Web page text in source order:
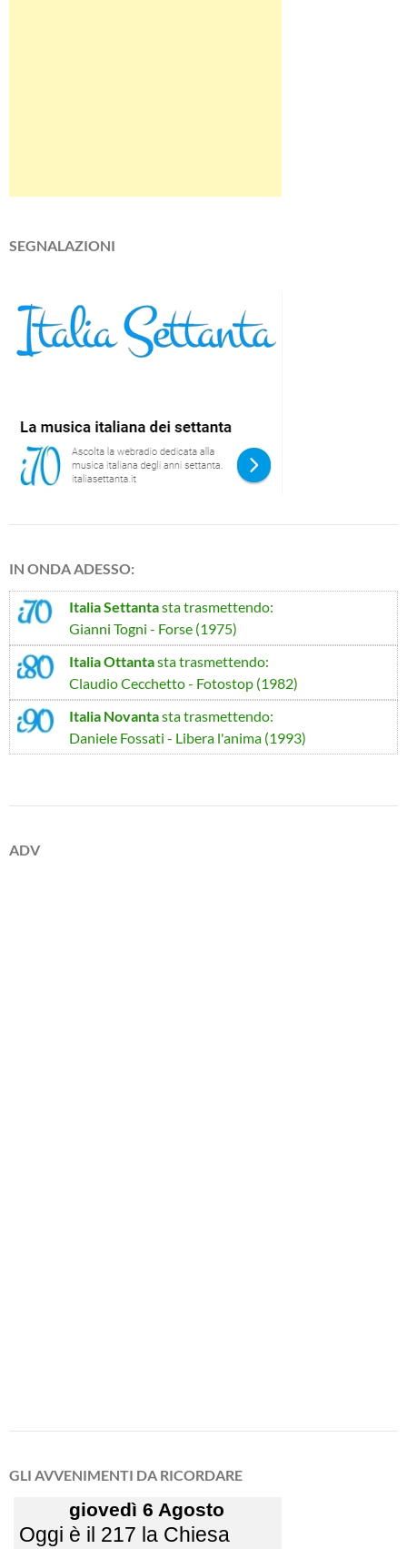
SEGNALAZIONI
IN ONDA ADESSO:
Italia Settantasta trasmettendo:
Gianni Togni - Forse (1975)
Italia Ottantasta trasmettendo:
Claudio Cecchetto - Fotostop (1982)
Italia Novantasta trasmettendo:
Daniele Fossati - Libera l'anima (1993)
ADV
GLI AVVENIMENTI DA RICORDARE